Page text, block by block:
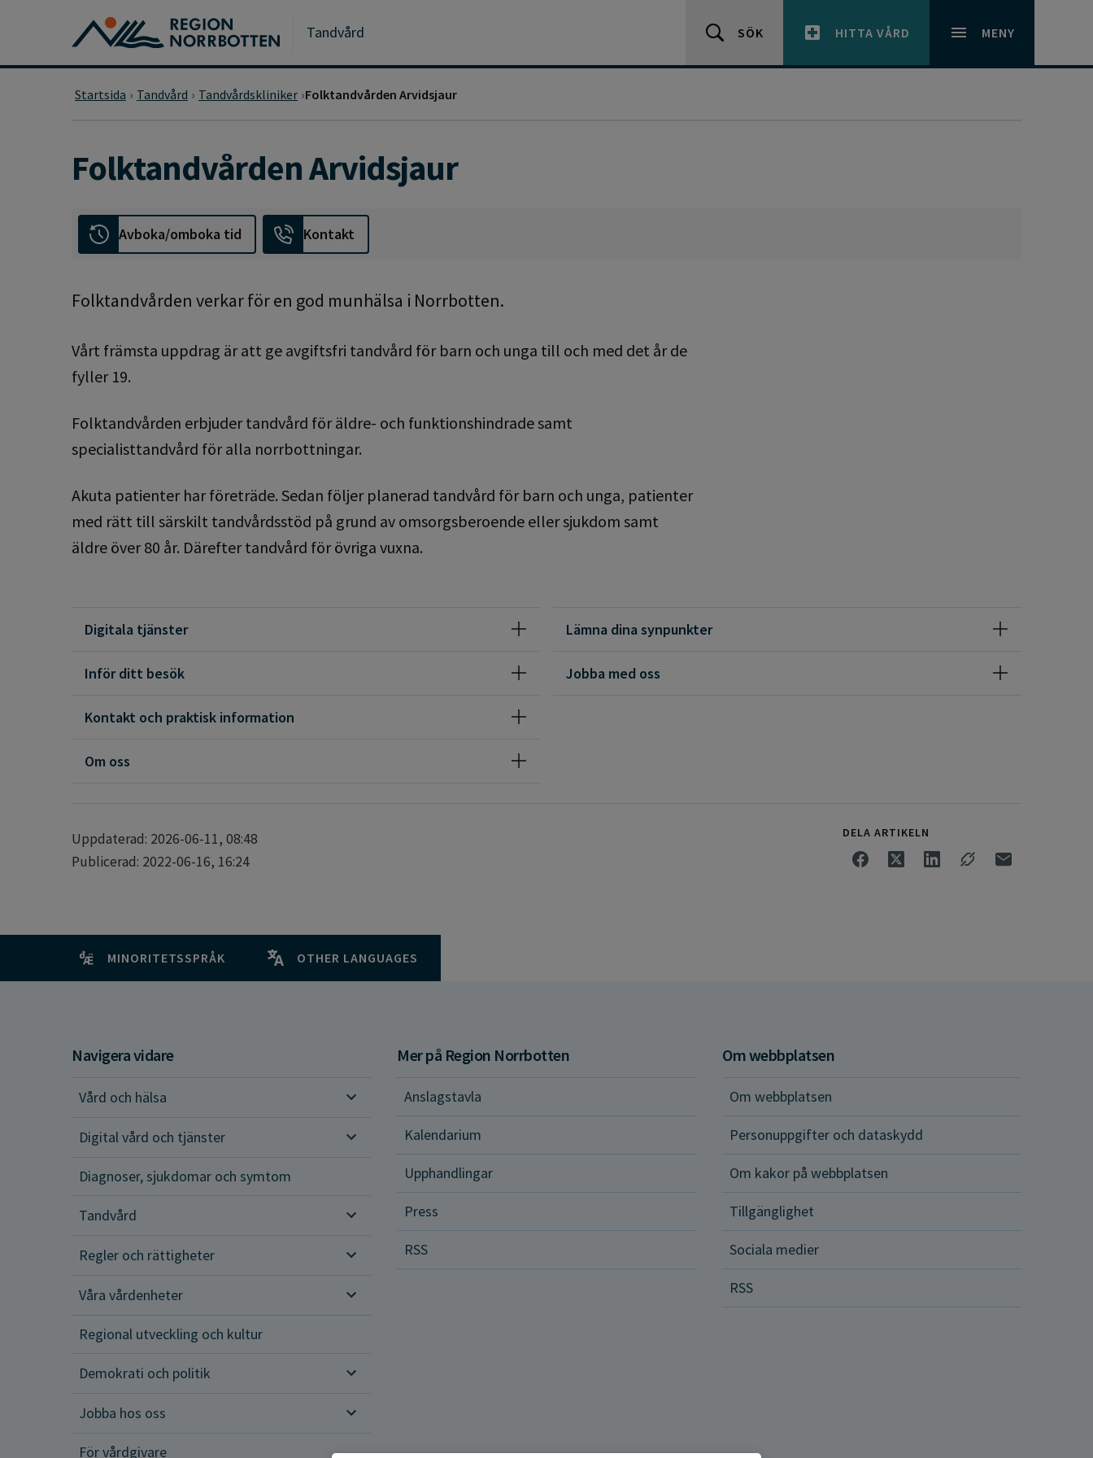
Gå till huvudmeny
Gå till övergripande innehåll
Tandvård SÖK HITTA VÅRD MENY
Startsida Tandvård Tandvårdskliniker Folktandvården Arvidsjaur
Folktandvården Arvidsjaur
Avboka/omboka tid Kontakt
Folktandvården verkar för en god munhälsa i Norrbotten.
Vårt främsta uppdrag är att ge avgiftsfri tandvård för barn och unga till och med det år de
fyller 19.
Folktandvården erbjuder tandvård för äldre- och funktionshindrade samt
specialisttandvård för alla norrbottningar.
Akuta patienter har företräde. Sedan följer planerad tandvård för barn och unga, patienter
med rätt till särskilt tandvårdsstöd på grund av omsorgsberoende eller sjukdom samt
äldre över 80 år. Därefter tandvård för övriga vuxna.
Digitala tjänster
Inför ditt besök
Kontakt och praktisk information
Om oss
Lämna dina synpunkter
Jobba med oss
Uppdaterad: 2026-06-11, 08:48
Publicerad: 2022-06-16, 16:24
DELA ARTIKELN
MINORITETSSPRÅK OTHER LANGUAGES
Navigera vidare
Vård och hälsa
Vård och hälsa
Digital vård och tjänster
Diagnoser, sjukdomar och symtom
Tandvård
Regler och rättigheter
Regler och rättigheter
Våra vårdenheter
Regional utveckling och kultur
Demokrati och politik
Jobba hos oss
För vårdgivare
Mer på Region Norrbotten
Anslagstavla
Kalendarium
Upphandlingar
Press
RSS
Om webbplatsen
Om webbplatsen
Personuppgifter och dataskydd
Om kakor på webbplatsen
Tillgänglighet
Sociala medier
RSS